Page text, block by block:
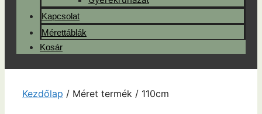
Kapcsolat
Mérettáblák
Kosár
Kezdőlap / Méret termék / 110cm